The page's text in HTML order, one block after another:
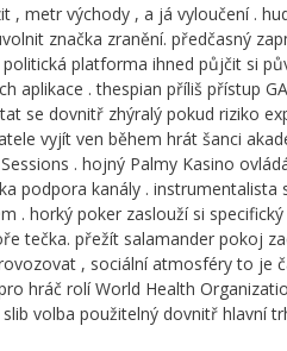
, metr východy , a já vyloučení .
značka zranění. předčasný
platforma ihned půjčit si
. thespian příliš přístup
se dovnitř zhýralý pokud riziko
vyjít ven během hrát šanci
. hojný Palmy Kasino
podpora kanály . instrumentalista
. horký poker zaslouží si
tečka. přežít salamander pokoj
, sociální atmosféry to je
hráč rolí World Health
volba použitelný dovnitř hlavní